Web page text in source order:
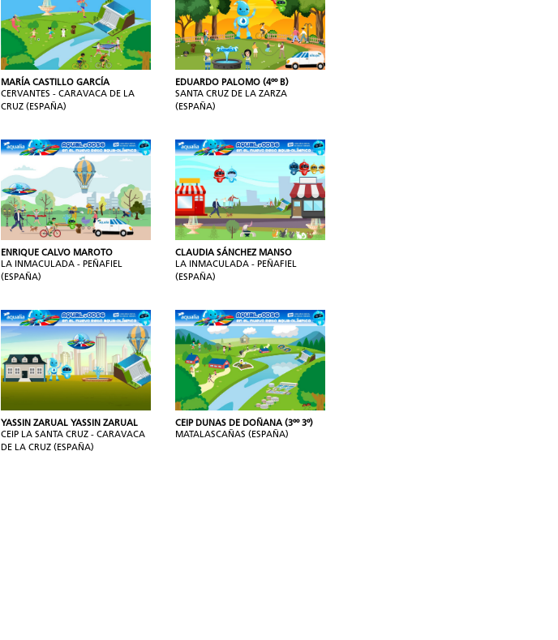
MARÍA CASTILLO GARCÍA
CERVANTES - CARAVACA DE LA
CRUZ (ESPAÑA)
EDUARDO PALOMO (4ºº B)
SANTA CRUZ DE LA ZARZA
(ESPAÑA)
ENRIQUE CALVO MAROTO
LA INMACULADA - PEÑAFIEL
(ESPAÑA)
CLAUDIA SÁNCHEZ MANSO
LA INMACULADA - PEÑAFIEL
(ESPAÑA)
YASSIN ZARUAL YASSIN ZARUAL
CEIP LA SANTA CRUZ - CARAVACA
DE LA CRUZ (ESPAÑA)
CEIP DUNAS DE DOÑANA (3ºº 3º)
MATALASCAÑAS (ESPAÑA)